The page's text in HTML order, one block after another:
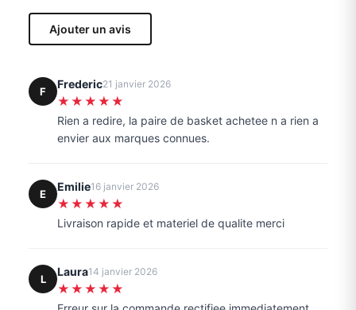
Ajouter un avis
F
Frederic21 janvier 2026
★★★★★
Rien a redire, la paire de basket achetee n a rien a
envier aux marques connues.
E
Emilie16 janvier 2026
★★★★★
Livraison rapide et materiel de qualite merci
L
Laura14 janvier 2026
★★★★★